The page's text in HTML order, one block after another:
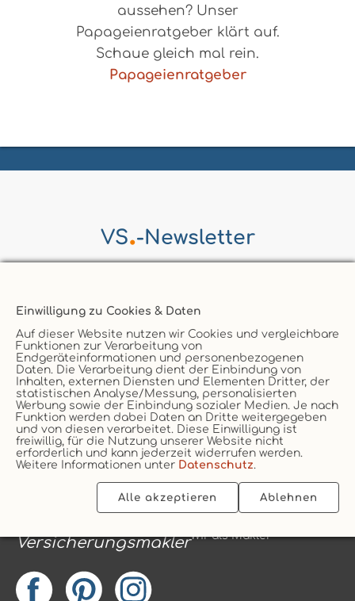
Einwilligung zu Cookies & Daten
Auf dieser Website nutzen wir Cookies und vergleichbare
Funktionen zur Verarbeitung von
Endgeräteinformationen und personenbezogenen
Daten. Die Verarbeitung dient der Einbindung von
Inhalten, externen Diensten und Elementen Dritter, der
statistischen Analyse/Messung, personalisierten
Werbung sowie der Einbindung sozialer Medien. Je nach
Funktion werden dabei Daten an Dritte weitergegeben
und von diesen verarbeitet. Diese Einwilligung ist
freiwillig, für die Nutzung unserer Website nicht
erforderlich und kann jederzeit widerrufen werden.
Weitere Informationen unter Datenschutz.
Alle akzeptieren Ablehnen
aussehen? Unser
Papageienratgeber klärt auf.
Schaue gleich mal rein.
Papageienratgeber
VS.-Newsletter
Versicherungsmakler
Tierversicherung
Sachversicherung
Wir als Makler